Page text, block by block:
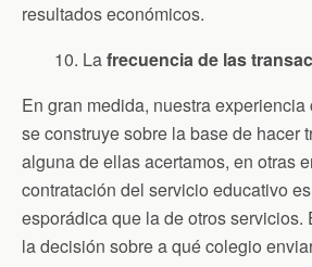
resultados económicos.
10. Lafrecuencia de las
En gran medida, nuestra
se construye sobre la base de hacer
alguna de ellas acertamos, en otras
contratación del servicio educativo
esporádica que la de otros servicios.
la decisión sobre a qué colegio